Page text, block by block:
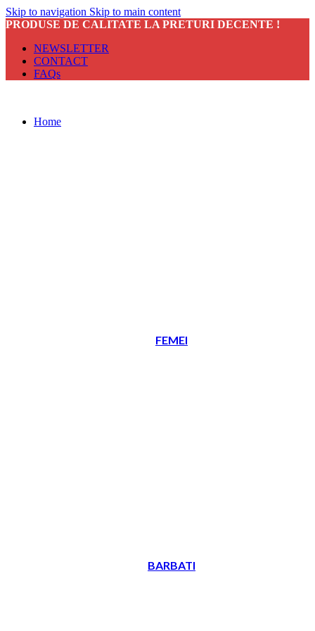
Skip to navigation Skip to main content
PRODUSE DE CALITATE LA PRETURI DECENTE !
NEWSLETTER
CONTACT
FAQs
Home
FEMEI
BARBATI